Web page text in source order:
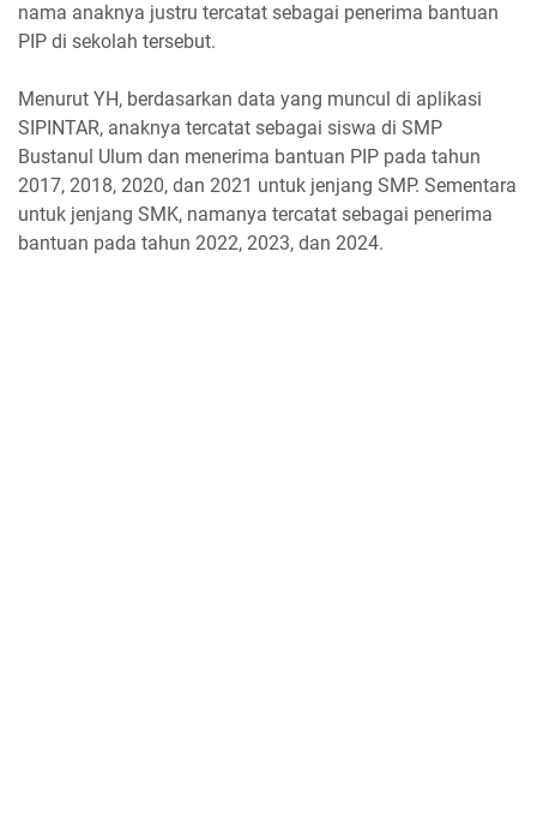
nama anaknya justru tercatat sebagai penerima bantuan
PIP di sekolah tersebut.
Menurut YH, berdasarkan data yang muncul di aplikasi
SIPINTAR, anaknya tercatat sebagai siswa di SMP
Bustanul Ulum dan menerima bantuan PIP pada tahun
2017, 2018, 2020, dan 2021 untuk jenjang SMP. Sementara
untuk jenjang SMK, namanya tercatat sebagai penerima
bantuan pada tahun 2022, 2023, dan 2024.